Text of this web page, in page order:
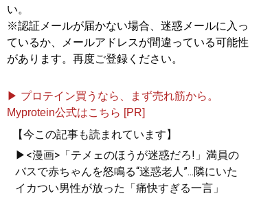
い。
※認証メールが届かない場合、迷惑メールに入っ
ているか、メールアドレスが間違っている可能性
があります。再度ご登録ください。
▶ プロテイン買うなら、まず売れ筋から。
Myprotein公式はこちら [PR]
【今この記事も読まれています】
▶<漫画>「テメェのほうが迷惑だろ!」満員の
バスで赤ちゃんを怒鳴る“迷惑老人”...隣にいた
イカつい男性が放った「痛快すぎる一言」